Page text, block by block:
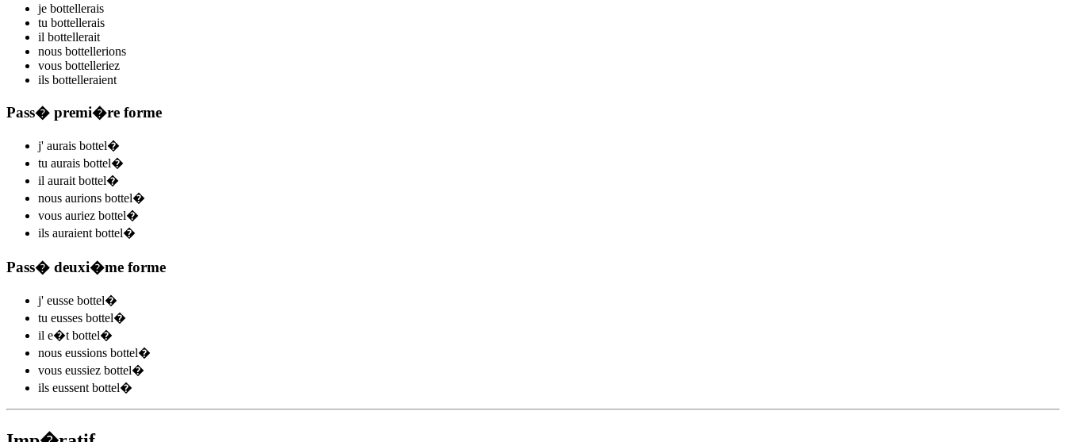
je bottellerais
tu bottellerais
il bottellerait
nous bottellerions
vous bottelleriez
ils bottelleraient
Pass� premi�re forme
j' aurais bottel�
tu aurais bottel�
il aurait bottel�
nous aurions bottel�
vous auriez bottel�
ils auraient bottel�
Pass� deuxi�me forme
j' eusse bottel�
tu eusses bottel�
il e�t bottel�
nous eussions bottel�
vous eussiez bottel�
ils eussent bottel�